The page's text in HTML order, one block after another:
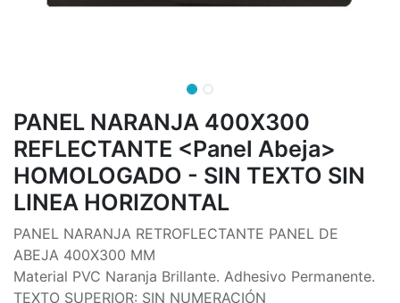
PANEL NARANJA 400X300
REFLECTANTE <Panel Abeja>
HOMOLOGADO - SIN TEXTO SIN
LINEA HORIZONTAL
PANEL NARANJA RETROFLECTANTE PANEL DE
ABEJA 400X300 MM
Material PVC Naranja Brillante. Adhesivo Permanente.
TEXTO SUPERIOR: SIN NUMERACIÓN